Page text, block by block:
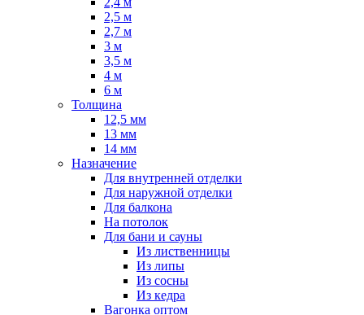
2,5 м
2,7 м
3 м
3,5 м
4 м
6 м
Толщина
12,5 мм
13 мм
14 мм
Назначение
Для внутренней отделки
Для наружной отделки
Для балкона
На потолок
Для бани и сауны
Из лиственницы
Из липы
Из сосны
Из кедра
Вагонка оптом